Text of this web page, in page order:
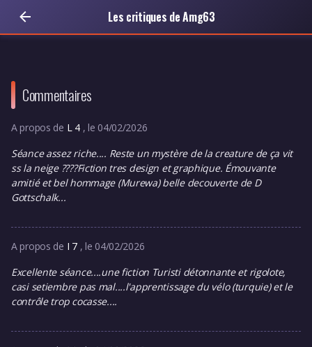
Les critiques de Amg63
Commentaires
A propos de L 4 , le 04/02/2026
Séance assez riche.... Reste un mystère de la creature de ça vit
ss la neige ????Fiction tres design et graphique. Émouvante
amitié et bel hommage (Murewa) belle decouverte de D
Gottschalk...
A propos de I 7 , le 04/02/2026
Excellente séance....une fiction Turisti détonnante et rigolote,
casi setiembre pas mal....l'apprentissage du vélo (turquie) et le
contrôle trop cocasse....